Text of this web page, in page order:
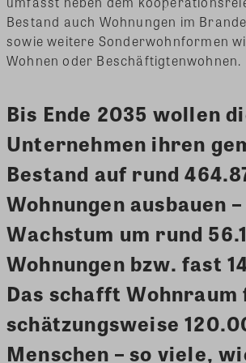
Bestand auch Wohnungen im
sowie weitere Sonderwohnformen
Wohnen oder Beschäftigtenwohnen.
Bis Ende 2035 wollen
Unternehmen ihren
Bestand auf rund
Wohnungen ausbauen
Wachstum um rund
Wohnungen bzw. fast
Das schafft
schätzungsweise
Menschen – so viele,